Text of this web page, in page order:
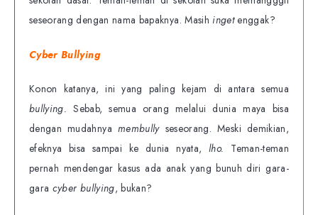
seseorang dengan nama bapaknya. Masih ingetenggak?
Cyber Bullying
Konon katanya, ini yang paling kejam di antara semua
bullying. Sebab, semua orang melalui dunia maya bisa
dengan mudahnya membullyseseorang. Meski demikian,
efeknya bisa sampai ke dunia nyata,lho. Teman-teman
pernah mendengar kasus ada anak yang bunuh diri gara-
gara cyber bullying, bukan?